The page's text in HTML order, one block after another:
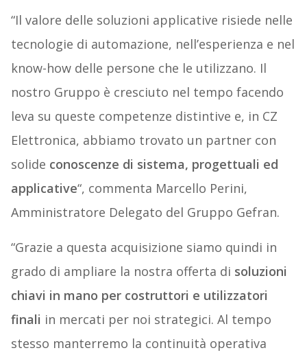
“Il valore delle soluzioni applicative risiede nelle
tecnologie di automazione, nell’esperienza e nel
know-how delle persone che le utilizzano. Il
nostro Gruppo è cresciuto nel tempo facendo
leva su queste competenze distintive e, in CZ
Elettronica, abbiamo trovato un partner con
solide conoscenze di sistema, progettuali ed
applicative“, commenta Marcello Perini,
Amministratore Delegato del Gruppo Gefran.
“Grazie a questa acquisizione siamo quindi in
grado di ampliare la nostra offerta di soluzioni
chiavi in mano per costruttori e utilizzatori
finali in mercati per noi strategici. Al tempo
stesso manterremo la continuità operativa